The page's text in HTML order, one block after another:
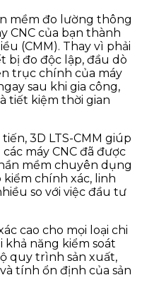
mềm đo lường thông
CNC của bạn thành
(CMM). Thay vì phải
bị đo độc lập, đầu dò
trục chính của máy
sau khi gia công,
tiết kiệm thời gian
3D LTS-CMM giúp
máy CNC đã được
mềm chuyên dụng
chính xác, linh
so với việc đầu tư
cao cho mọi loại chi
khả năng kiểm soát
quy trình sản xuất,
tính ổn định của sản